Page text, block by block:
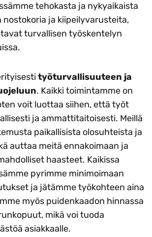
tehokasta ja nykyaikaista
nostokoria ja kiipeilyvarusteita,
turvallisen työskentelyn
työturvallisuuteen ja
. Kaikki toimintamme on
voit luottaa siihen, että työt
ja ammattitaitoisesti. Meillä
paikallisista olosuhteista ja
auttaa meitä ennakoimaan ja
haasteet. Kaikissa
pyrimme minimoimaan
ja jätämme työkohteen aina
myös puidenkaadon hinnassa
mikä voi tuoda
asiakkaalle.